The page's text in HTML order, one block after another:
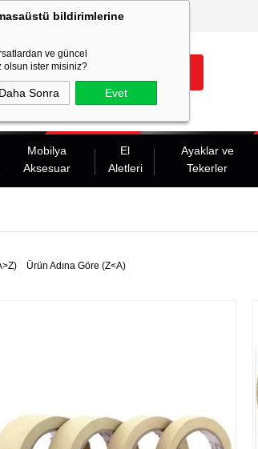
bildirimlerine
ve güncel
olsun ister misiniz?
Daha Sonra Evet
Mobilya
Aksesuar
El
Aletleri
Ayaklar ve
Tekerler
Ürün Adına Göre (Z<A)